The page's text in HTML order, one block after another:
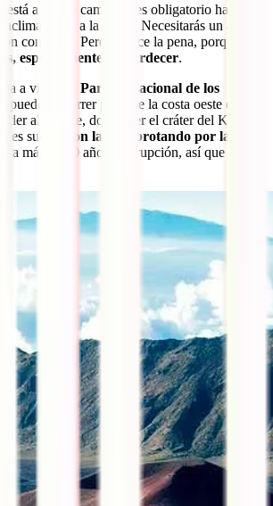
está a medio camino y es obligatorio hacer
aclimatación a la altura. Necesitarás un 4×4
con éxito. Pero merece la pena, porque
especialmente al atardecer.
a visitar el Parque Nacional de los
puedes recorrer parte de la costa oeste de
al parque, donde ver el cráter del Kilauea
suerte,
con la lava brotando por la
más de 20 años en erupción, así que quizás